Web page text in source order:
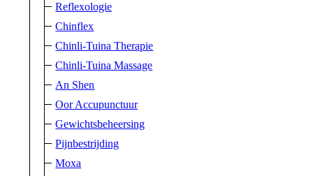
Reflexologie
Chinflex
Chinli-Tuina Therapie
Chinli-Tuina Massage
An Shen
Oor Accupunctuur
Gewichtsbeheersing
Pijnbestrijding
Moxa